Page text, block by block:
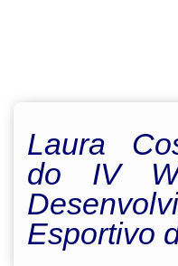
Laura
do IV
Esportivo